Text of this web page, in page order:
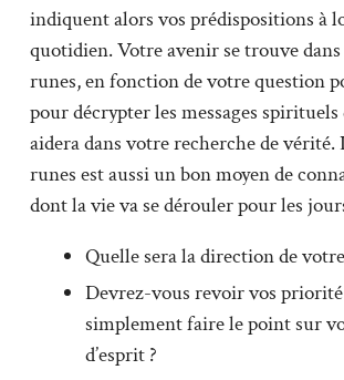
indiquent alors vos prédispositions à
quotidien. Votre avenir se trouve
runes, en fonction de votre question
pour décrypter les messages spirituels
aidera dans votre recherche de vérité.
runes est aussi un bon moyen de
dont la vie va se dérouler pour les
Quelle sera la direction de
Devrez-vous revoir vos
simplement faire le point sur
d’esprit ?